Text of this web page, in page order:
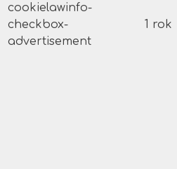
cookielawinfo-
checkbox-
advertisement
1 rok